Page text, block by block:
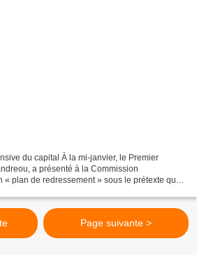
du capital À la mi-janvier, le Premier
a présenté à la Commission
« plan de redressement » sous le prétexte que
Page suivante >